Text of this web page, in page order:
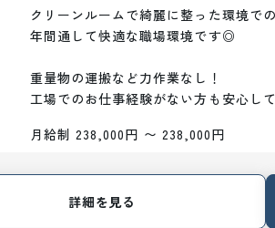
クリーンルームで綺麗に整った環境で
年間通して快適な職場環境です◎
重量物の運搬など力作業なし！
工場でのお仕事経験がない方も安心し
月給制 238,000円 〜 238,000円
詳細を見る